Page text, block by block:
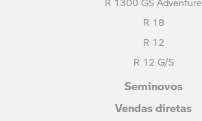
R 18
R 12
R 12 G/S
Seminovos
Vendas diretas